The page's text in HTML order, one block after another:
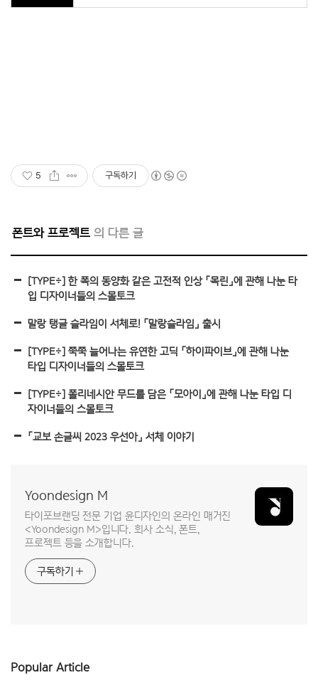
5 구독하기
폰트와 프로젝트
[TYPE÷] 한 폭의 동양화 같은 고전적 인상 「목린」에 관해 나눈 타
입 디자이너들의 스몰토크
말랑 탱글 슬라임이 서체로! 「말랑슬라임」 출시
[TYPE÷] 쭉쭉 늘어나는 유연한 고딕 「하이파이브」에 관해 나눈
타입 디자이너들의 스몰토크
[TYPE÷] 폴리네시안 무드를 담은 「모아이」에 관해 나눈 타입 디
자이너들의 스몰토크
「교보 손글씨 2023 우선아」 서체 이야기
Yoondesign M
타이포브랜딩 전문 기업 윤디자인의 온라인 매거진
<Yoondesign M>입니다. 회사 소식, 폰트,
프로젝트 등을 소개합니다.
구독하기
Popular Article